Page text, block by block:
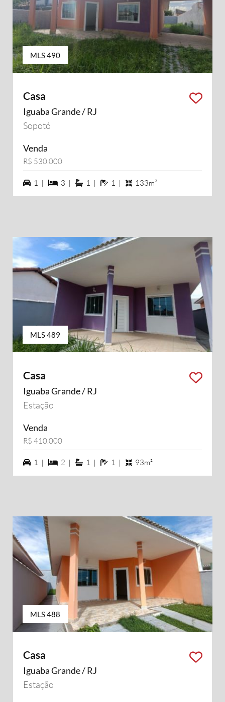
MLS 490
Casa
Iguaba Grande / RJ
Sopotó
Venda
R$ 530.000
1 vagas na garagem
1 | 3 dormiórios
3 | 1 suítes
1 | 1 banheiros
1 | 133m²
MLS 489
Casa
Iguaba Grande / RJ
Estação
Venda
R$ 410.000
1 vagas na garagem
1 | 2 dormiórios
2 | 1 suítes
1 | 1 banheiros
1 | 93m²
MLS 488
Casa
Iguaba Grande / RJ
Estação